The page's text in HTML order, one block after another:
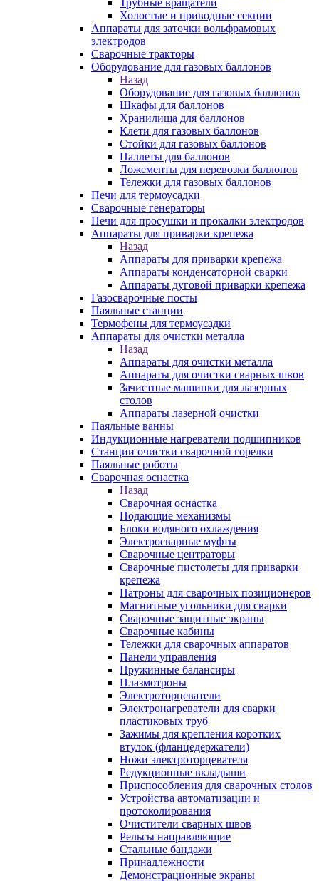
Трубные вращатели
Холостые и приводные секции
Аппараты для заточки вольфрамовых
электродов
Сварочные тракторы
Оборудование для газовых баллонов
Назад
Оборудование для газовых баллонов
Шкафы для баллонов
Хранилища для баллонов
Клети для газовых баллонов
Стойки для газовых баллонов
Паллеты для баллонов
Ложементы для перевозки баллонов
Тележки для газовых баллонов
Печи для термоусадки
Сварочные генераторы
Печи для просушки и прокалки электродов
Аппараты для приварки крепежа
Назад
Аппараты для приварки крепежа
Аппараты конденсаторной сварки
Аппараты дуговой приварки крепежа
Газосварочные посты
Паяльные станции
Термофены для термоусадки
Аппараты для очистки металла
Назад
Аппараты для очистки металла
Аппараты для очистки сварных швов
Зачистные машинки для лазерных
столов
Аппараты лазерной очистки
Паяльные ванны
Индукционные нагреватели подшипников
Станции очистки сварочной горелки
Паяльные роботы
Сварочная оснастка
Назад
Сварочная оснастка
Подающие механизмы
Блоки водяного охлаждения
Электросварные муфты
Сварочные центраторы
Сварочные пистолеты для приварки
крепежа
Патроны для сварочных позиционеров
Магнитные угольники для сварки
Сварочные защитные экраны
Сварочные кабины
Тележки для сварочных аппаратов
Панели управления
Пружинные балансиры
Плазмотроны
Электроторцеватели
Электронагреватели для сварки
пластиковых труб
Зажимы для крепления коротких
втулок (фланцедержатели)
Ножи электроторцевателя
Редукционные вкладыши
Приспособления для сварочных столов
Устройства автоматизации и
протоколирования
Очистители сварных швов
Рельсы направляющие
Стальные бандажи
Принадлежности
Демонстрационные экраны